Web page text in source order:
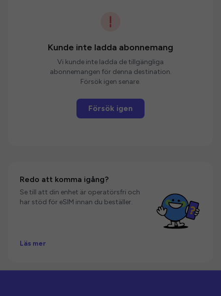
Kunde inte ladda abonnemang
Vi kunde inte ladda de tillgängliga
abonnemangen för denna destination.
Försök igen senare.
Försök igen
Redo att komma igång?
Se till att din enhet är operatörsfri och
har stöd för eSIM innan du beställer.
Läs mer